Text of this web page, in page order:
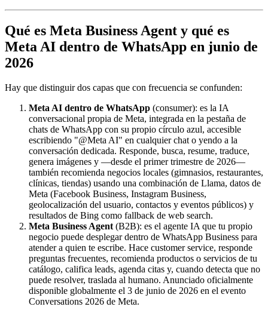
Qué es Meta Business Agent y qué es
Meta AI dentro de WhatsApp en junio de
2026
Hay que distinguir dos capas que con frecuencia se confunden:
Meta AI dentro de WhatsApp (consumer): es la IA
conversacional propia de Meta, integrada en la pestaña de
chats de WhatsApp con su propio círculo azul, accesible
escribiendo "@Meta AI" en cualquier chat o yendo a la
conversación dedicada. Responde, busca, resume, traduce,
genera imágenes y —desde el primer trimestre de 2026—
también recomienda negocios locales (gimnasios, restaurantes,
clínicas, tiendas) usando una combinación de Llama, datos de
Meta (Facebook Business, Instagram Business,
geolocalización del usuario, contactos y eventos públicos) y
resultados de Bing como fallback de web search.
Meta Business Agent(B2B): es el agente IA que tu propio
negocio puede desplegar dentro de WhatsApp Business para
atender a quien te escribe. Hace customer service, responde
preguntas frecuentes, recomienda productos o servicios de tu
catálogo, califica leads, agenda citas y, cuando detecta que no
puede resolver, traslada al humano. Anunciado oficialmente
disponible globalmente el 3 de junio de 2026 en el evento
Conversations 2026 de Meta.